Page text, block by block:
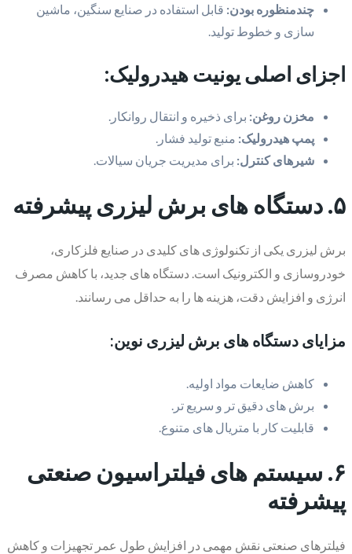
چندمنظوره بودن: قابل استفاده در صنایع سنگین، ماشین
سازی و خطوط تولید.
اجزای اصلی یونیت هیدرولیک:
مخزن روغن: برای ذخیره و انتقال روانکار.
پمپ هیدرولیک: منبع تولید فشار.
شیرهای کنترل: برای مدیریت جریان سیالات.
۵. دستگاه های برش لیزری پیشرفته
برش لیزری یکی از تکنولوژی های کلیدی در صنایع فلزکاری،
خودروسازی و الکترونیک است. دستگاه های جدید، با کاهش مصرف
انرژی و افزایش دقت، هزینه ها را به حداقل می رسانند.
مزایای دستگاه های برش لیزری نوین:
کاهش ضایعات مواد اولیه.
برش های دقیق تر و سریع تر.
قابلیت کار با متریال های متنوع.
۶. سیستم های فیلتراسیون صنعتی
پیشرفته
فیلترهای صنعتی نقش مهمی در افزایش طول عمر تجهیزات و کاهش